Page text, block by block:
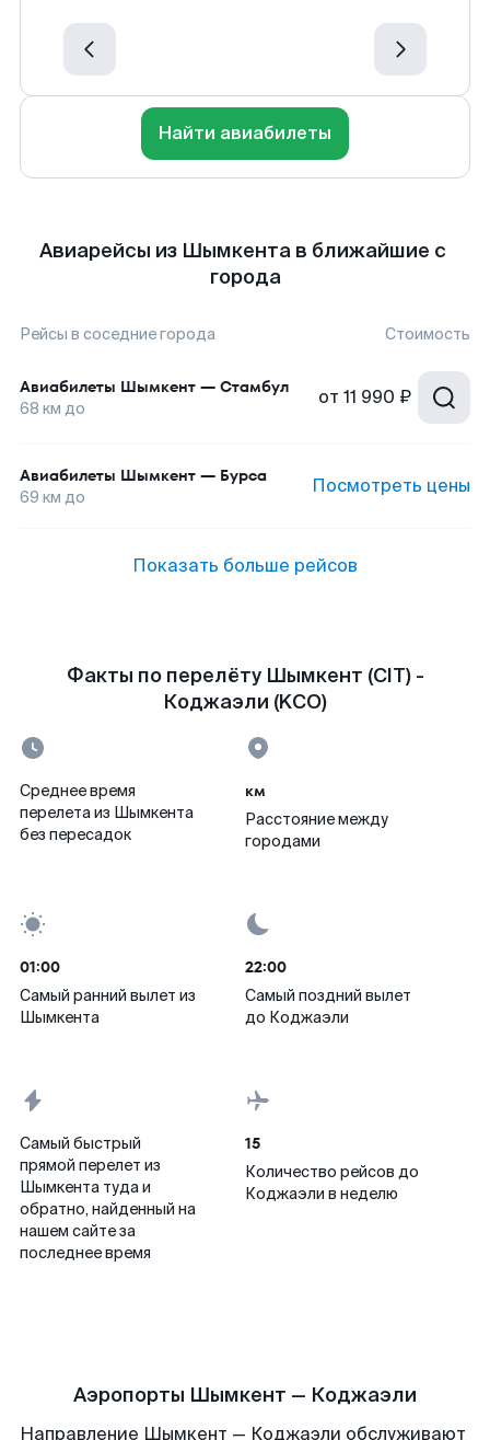
Найти авиабилеты
Авиарейсы из Шымкента в ближайшие с
города
Рейсы в соседние города Стоимость
Авиабилеты Шымкент — Стамбул
68 км до от 11 990 ₽
Авиабилеты Шымкент — Бурса
69 км до Посмотреть цены
Показать больше рейсов
Факты по перелёту Шымкент (CIT) -
Коджаэли (KCO)
Среднее время
перелета из Шымкента
без пересадок
км
Расстояние между
городами
01:00
Самый ранний вылет из
Шымкента
22:00
Самый поздний вылет
до Коджаэли
Самый быстрый
прямой перелет из
Шымкента туда и
обратно, найденный на
нашем сайте за
последнее время
15
Количество рейсов до
Коджаэли в неделю
Аэропорты Шымкент — Коджаэли
Направление Шымкент — Коджаэли обслуживают